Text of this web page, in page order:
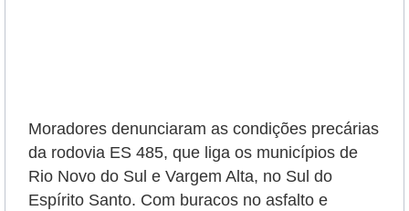
Moradores denunciaram as condições precárias
da rodovia ES 485, que liga os municípios de
Rio Novo do Sul e Vargem Alta, no Sul do
Espírito Santo. Com buracos no asfalto e